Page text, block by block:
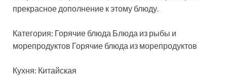
прекрасное дополнение к этому блюду.
Категория: Горячие блюда Блюда из рыбы и
морепродуктов Горячие блюда из морепродуктов
Кухня: Китайская